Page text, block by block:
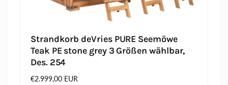
Strandkorb deVries PURE Seemöwe
Teak PE stone grey 3 Größen wählbar,
Des. 254
Normaler
€2.999,00 EUR